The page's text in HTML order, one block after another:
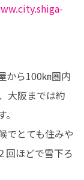
から100㎞圏内
大阪までは約
でとても住みや
回ほどで雪下ろ